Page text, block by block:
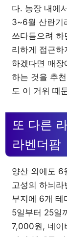
다. 농장 내에
3~6월 산란기
쓰다듬으려
리하게 접근
하겠다면 매장
하는 것을 추
도 이 거위 때
또 다른
라벤더팜
양산 외에도 6
고성의 하늬
부지에 6개 테
5일부터 25일
7,000원, 네이